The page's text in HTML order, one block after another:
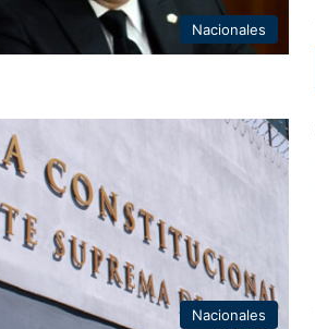
Nacionales
Nacionales